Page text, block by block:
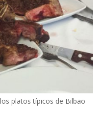
platos típicos de Bilbao